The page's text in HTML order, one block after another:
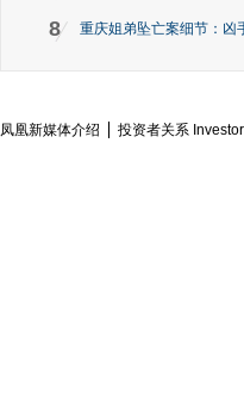
8 重庆姐弟坠亡案细节：凶
凤凰新媒体介绍 投资者关系